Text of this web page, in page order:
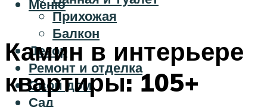
Прихожая
Балкон
Декор
Ремонт и отделка
Свой дом
Сад
Меню
Камин в интерьере
квартиры: 105+